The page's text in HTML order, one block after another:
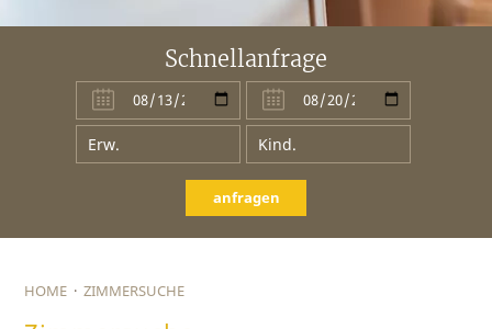
Schnellanfrage
anfragen
HOME ·ZIMMERSUCHE